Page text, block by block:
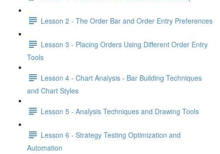
Lesson 2 - The Order Bar and Order Entry Preferences
Lesson 3 - Placing Orders Using Different Order Entry
Tools
Lesson 4 - Chart Analysis - Bar Building Techniques
and Chart Styles
Lesson 5 - Analysis Techniques and Drawing Tools
Lesson 6 - Strategy Testing Optimization and
Automation